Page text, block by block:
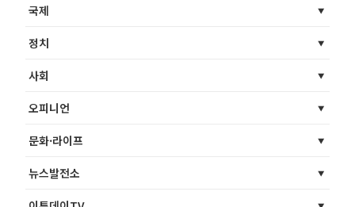
국제
정치
사회
오피니언
문화·라이프
뉴스발전소